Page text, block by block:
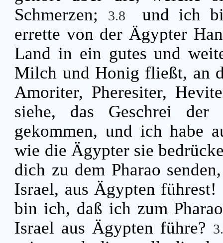
Schmerzen;
3.8
und ich
errette von der Ägypter
Land in ein gutes und
Milch und Honig fließt, an
Amoriter, Pheresiter,
siehe, das Geschrei
gekommen, und ich habe
wie die Ägypter sie
dich zu dem Pharao
Israel, aus Ägypten führest!
bin ich, daß ich zum
Israel aus Ägypten führe?